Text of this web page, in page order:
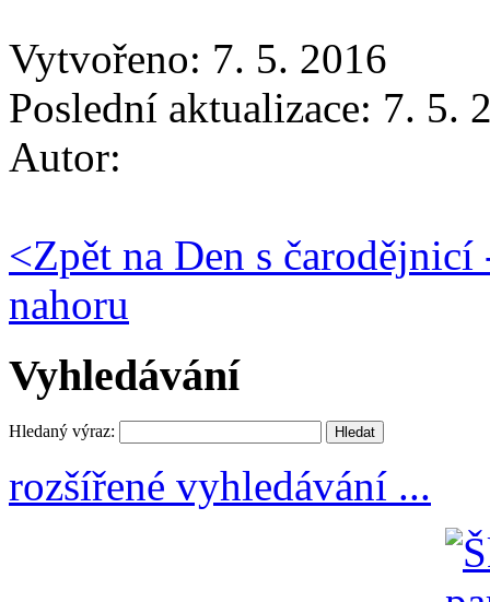
Vytvořeno: 7. 5. 2016
Poslední aktualizace: 7. 5.
Autor:
<Zpět na Den s
nahoru
Vyhledávání
Hledaný výraz:
rozšířené vyhledávání ...